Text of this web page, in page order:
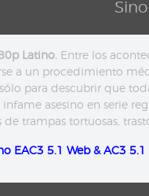
Latino. Entre los
a un procedimiento
para descubrir que
asesino en serie
trampas tortuosas,
EAC3 5.1 Web & AC3